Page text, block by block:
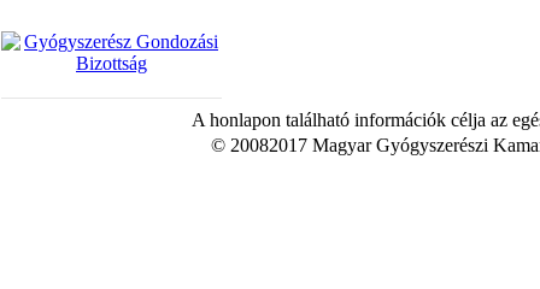
A honlapon található információk célja az
© 20082017 Magyar Gyógyszerészi